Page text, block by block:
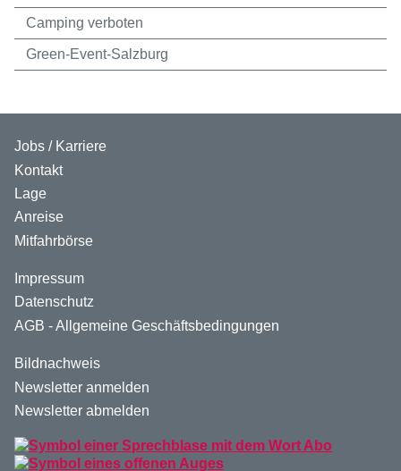
Camping verboten
Green-Event-Salzburg
Jobs / Karriere
Kontakt
Lage
Anreise
Mitfahrbörse
Impressum
Datenschutz
AGB - Allgemeine Geschäftsbedingungen
Bildnachweis
Newsletter anmelden
Newsletter abmelden